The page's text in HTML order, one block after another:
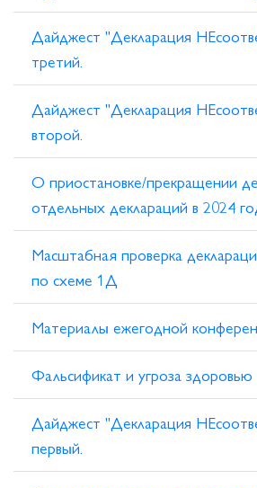
Дайджест "Декларация
третий.
Дайджест "Декларация
второй.
О приостановке/прекращении
отдельных деклараций в 2024
Масштабная проверка
по схеме 1Д
Материалы ежегодной
Фальсификат и угроза здоровью
Дайджест "Декларация
первый.